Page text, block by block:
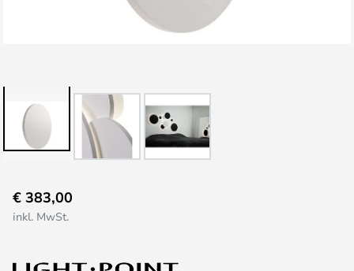
Anfang
der
springen
€ 383,00
inkl. MwSt.